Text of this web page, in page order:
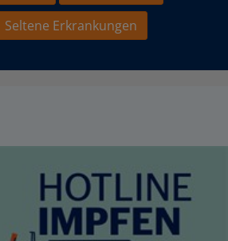
Seltene Erkrankungen